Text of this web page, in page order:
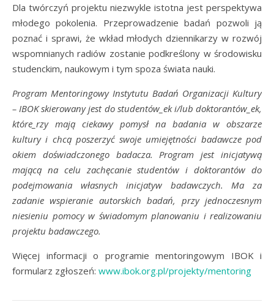
Dla twórczyń projektu niezwykle istotna jest perspektywa
młodego pokolenia. Przeprowadzenie badań pozwoli ją
poznać i sprawi, że wkład młodych dziennikarzy w rozwój
wspomnianych radiów zostanie podkreślony w środowisku
studenckim, naukowym i tym spoza świata nauki.
Program Mentoringowy Instytutu Badań Organizacji Kultury
– IBOK skierowany jest do studentów_ek i/lub doktorantów_ek,
które_rzy mają ciekawy pomysł na badania w obszarze
kultury i chcą poszerzyć swoje umiejętności badawcze pod
okiem doświadczonego badacza. Program jest inicjatywą
mającą na celu zachęcanie studentów i doktorantów do
podejmowania własnych inicjatyw badawczych. Ma za
zadanie wspieranie autorskich badań, przy jednoczesnym
niesieniu pomocy w świadomym planowaniu i realizowaniu
projektu badawczego.
Więcej informacji o programie mentoringowym IBOK i
formularz zgłoszeń: www.ibok.org.pl/projekty/mentoring